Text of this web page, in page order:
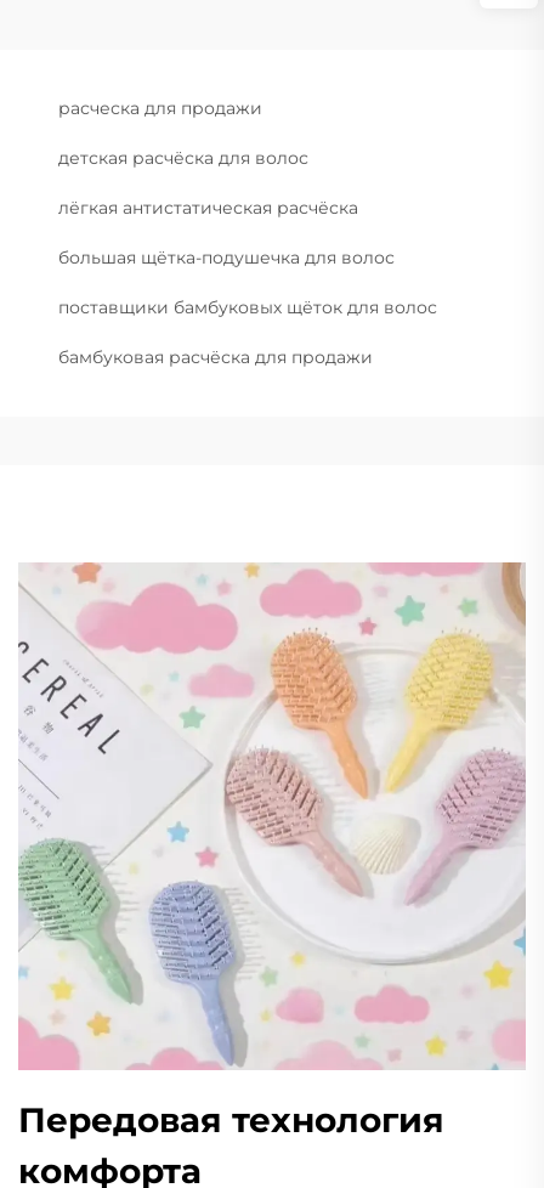
расческа для продажи
детская расчёска для волос
лёгкая антистатическая расчёска
большая щётка-подушечка для волос
поставщики бамбуковых щёток для волос
бамбуковая расчёска для продажи
Передовая технология
комфорта